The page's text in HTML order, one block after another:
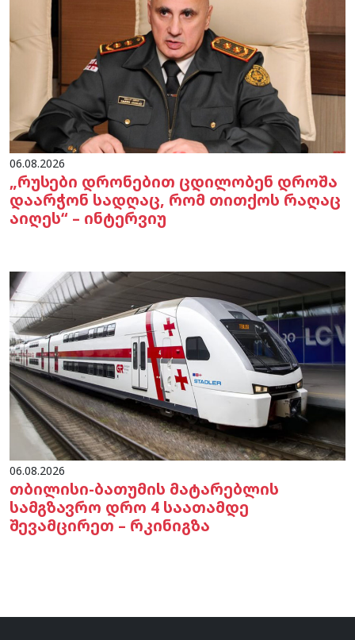
06.08.2026
„რუსები დრონებით ცდილობენ დროშა
დაარჭონ სადღაც, რომ თითქოს რაღაც
აიღეს“ – ინტერვიუ
06.08.2026
თბილისი-ბათუმის მატარებლის
სამგზავრო დრო 4 საათამდე
შევამცირეთ – რკინიგზა